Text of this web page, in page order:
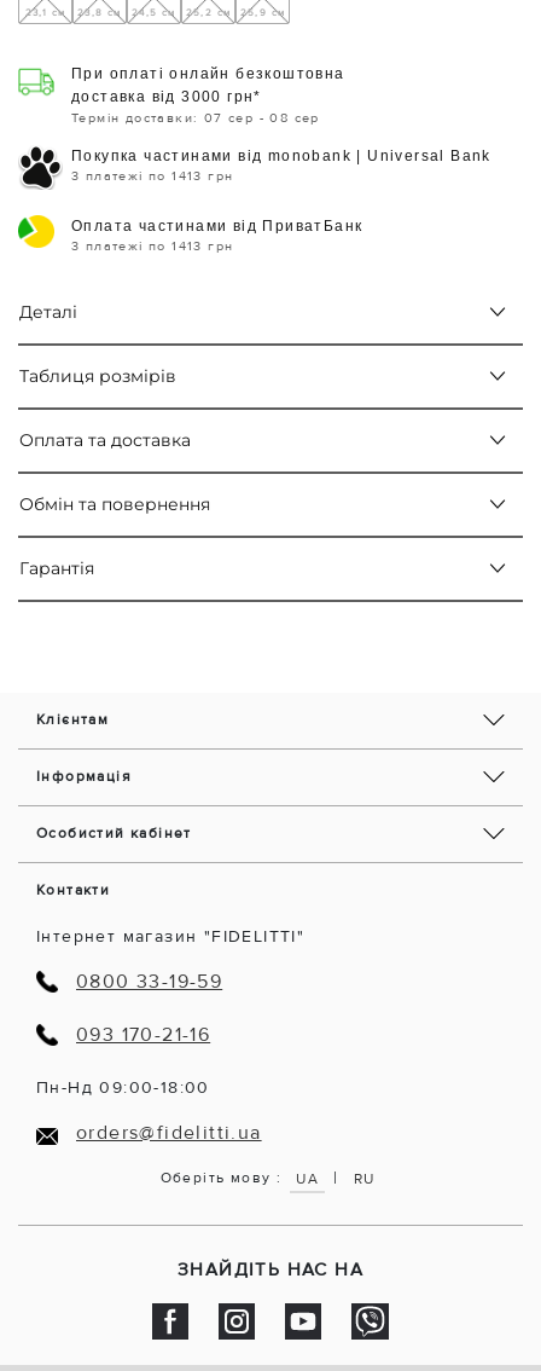
23,1 см 23,8 см 24,5 см 25,2 см 25,9 см
При оплаті онлайн безкоштовна
доставка від 3000 грн*
Термін доставки: 07 сер - 08 сер
Покупка частинами від monobank | Universal Bank
3 платежі по 1413 грн
Оплата частинами від ПриватБанк
3 платежі по 1413 грн
Деталі
Таблиця розмірів
Оплата та доставка
Обмін та повернення
Гарантія
Клієнтам
Інформація
Особистий кабінет
Контакти
Інтернет магазин "FIDELITTI"
0800 33-19-59
093 170-21-16
Пн-Нд 09:00-18:00
orders@fidelitti.ua
Оберіть мову : UA | RU
ЗНАЙДІТЬ НАС НА